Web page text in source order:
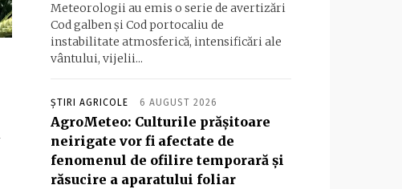
Meteorologii au emis o serie de avertizări
Cod galben și Cod portocaliu de
instabilitate atmosferică, intensificări ale
vântului, vijelii...
ȘTIRI AGRICOLE 6 AUGUST 2026
AgroMeteo: Culturile prăşitoare
neirigate vor fi afectate de
fenomenul de ofilire temporară şi
răsucire a aparatului foliar